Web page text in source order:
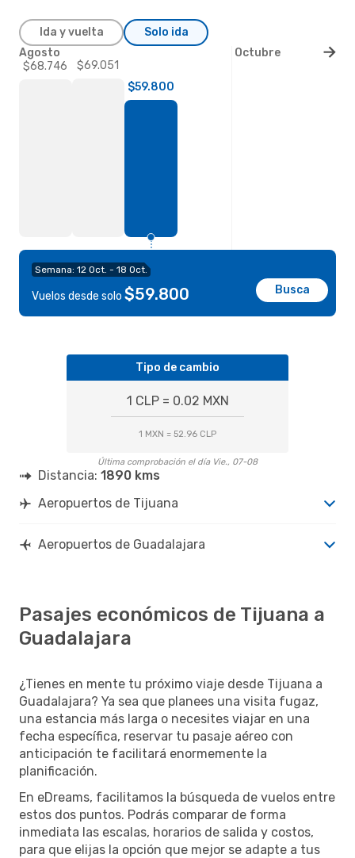
Ida y vuelta Solo ida
Semana: 12 Oct. - 18 Oct.
Vuelos desde solo $59.800 Busca
$68.746
$69.051
$59.800
Agosto Octubre
Tipo de cambio
1 CLP = 0.02 MXN
1 MXN = 52.96 CLP
Última comprobación el día Vie., 07-08
Distancia: 1890 kms
Aeropuertos de Tijuana
Aeropuertos de Guadalajara
Pasajes económicos de Tijuana a
Guadalajara
¿Tienes en mente tu próximo viaje desde Tijuana a
Guadalajara? Ya sea que planees una visita fugaz,
una estancia más larga o necesites viajar en una
fecha específica, reservar tu pasaje aéreo con
anticipación te facilitará enormemente la
planificación.
En eDreams, facilitamos la búsqueda de vuelos entre
estos dos puntos. Podrás comparar de forma
inmediata las escalas, horarios de salida y costos,
para que elijas la opción que mejor se adapte a tus